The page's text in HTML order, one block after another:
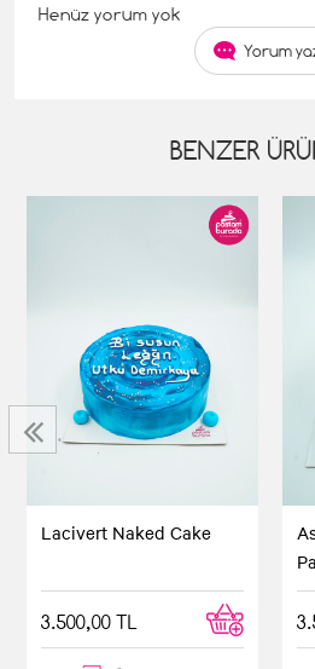
Henüz yorum yok
Yorum
BENZER
Lacivert Naked Cake
3.500,00 TL
‹